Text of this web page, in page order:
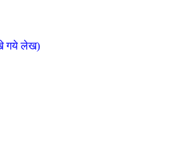
गये लेख)